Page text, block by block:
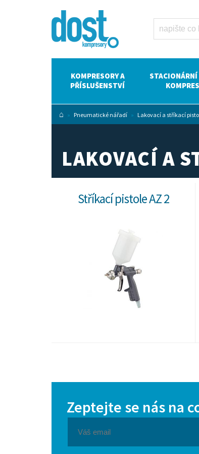
Lakovací a
stříkací
pistole Dost -
kompresory
Atlas Copco
KOMPRESORY A
PŘÍSLUŠENSTVÍ
⌂ » Pneumatické nářadí » Lakovací a stříkací
LAKOVACÍ A
Stříkací pistole AZ 2
Zeptejte se nás na